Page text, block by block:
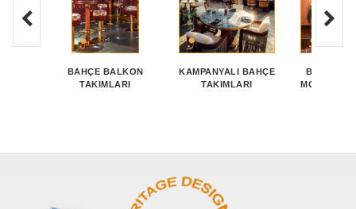
BAHÇE BALKON
TAKIMLARI
KAMPANYALI BAHÇE
TAKIMLARI
BAHÇE
MOBILYA